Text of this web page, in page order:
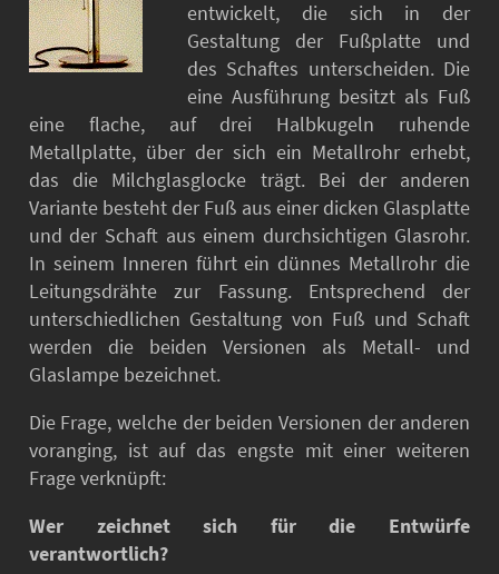
entwickelt, die sich in der
Gestaltung der Fußplatte und
des Schaftes unterscheiden. Die
eine Ausführung besitzt als Fuß
eine flache, auf drei Halbkugeln ruhende
Metallplatte, über der sich ein Metallrohr erhebt,
das die Milchglasglocke trägt. Bei der anderen
Variante besteht der Fuß aus einer dicken Glasplatte
und der Schaft aus einem durchsichtigen Glasrohr.
In seinem Inneren führt ein dünnes Metallrohr die
Leitungsdrähte zur Fassung. Entsprechend der
unterschiedlichen Gestaltung von Fuß und Schaft
werden die beiden Versionen als Metall- und
Glaslampe bezeichnet.
Die Frage, welche der beiden Versionen der anderen
voranging, ist auf das engste mit einer weiteren
Frage verknüpft:
Wer zeichnet sich für die Entwürfe
verantwortlich?